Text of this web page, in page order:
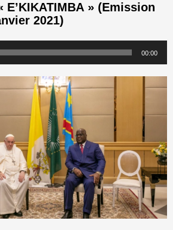
E’KIKATIMBA » (Emission
2021)
00:00